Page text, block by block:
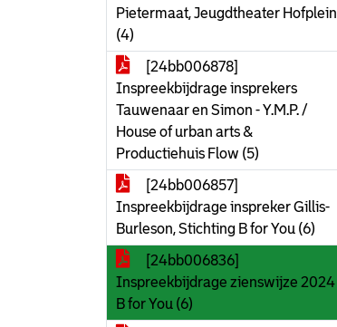
Pietermaat, Jeugdtheater Hofplein
(4)
[24bb006878]
Inspreekbijdrage insprekers
Tauwenaar en Simon - Y.M.P. /
House of urban arts &
Productiehuis Flow (5)
[24bb006857]
Inspreekbijdrage inspreker Gillis-
Burleson, Stichting B for You (6)
[24bb006836]
Inspreekbijdrage zienswijze 2024
B for You (6)